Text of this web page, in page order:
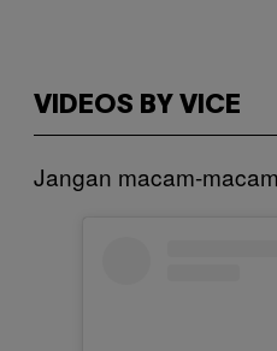
VIDEOS BY VICE
Jangan macam-